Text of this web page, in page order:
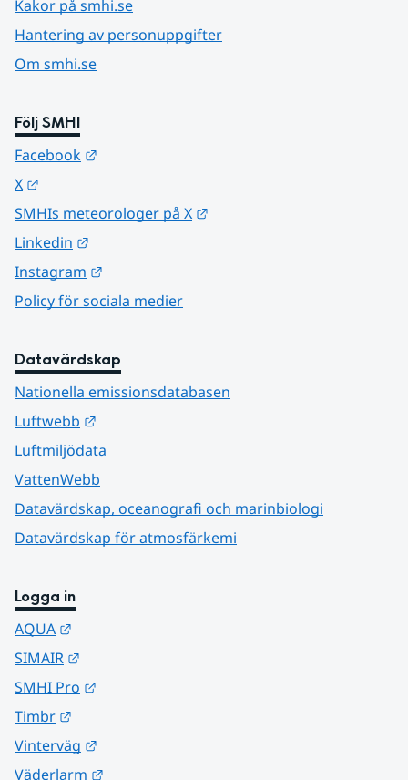
Kakor på smhi.se
Hantering av personuppgifter
Om smhi.se
Följ SMHI
Facebook
X
SMHIs meteorologer på X
Linkedin
Instagram
Policy för sociala medier
Datavärdskap
Nationella emissionsdatabasen
Luftwebb
Luftmiljödata
VattenWebb
Datavärdskap, oceanografi och marinbiologi
Datavärdskap för atmosfärkemi
Logga in
AQUA
SIMAIR
SMHI Pro
Timbr
Vinterväg
Väderlarm